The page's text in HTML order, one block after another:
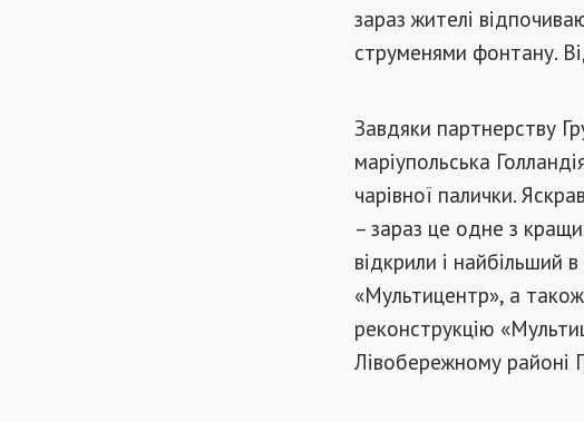
зараз жителі
струменями фонтану.
Завдяки партнерству
маріупольська
чарівної палички.
– зараз це одне з
відкрили і найбільший
«Мультицентр», а
реконструкцію
Лівобережному районі